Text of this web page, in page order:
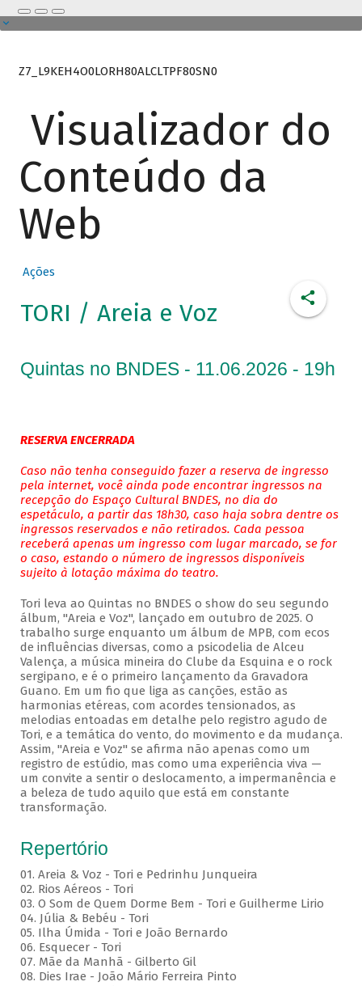
Z7_L9KEH4O0LORH80ALCLTPF80SN0
Visualizador do
Conteúdo da
Web
Ações
TORI / Areia e Voz
Quintas no BNDES - 11.06.2026 - 19h
RESERVA ENCERRADA
Caso não tenha conseguido fazer a reserva de ingresso
pela internet, você ainda pode encontrar ingressos na
recepção do Espaço Cultural BNDES, no dia do
espetáculo, a partir das 18h30, caso haja sobra dentre os
ingressos reservados e não retirados. Cada pessoa
receberá apenas um ingresso com lugar marcado, se for
o caso, estando o número de ingressos disponíveis
sujeito à lotação máxima do teatro.
Tori leva ao Quintas no BNDES o show do seu segundo
álbum, "Areia e Voz", lançado em outubro de 2025. O
trabalho surge enquanto um álbum de MPB, com ecos
de influências diversas, como a psicodelia de Alceu
Valença, a música mineira do Clube da Esquina e o rock
sergipano, e é o primeiro lançamento da Gravadora
Guano. Em um fio que liga as canções, estão as
harmonias etéreas, com acordes tensionados, as
melodias entoadas em detalhe pelo registro agudo de
Tori, e a temática do vento, do movimento e da mudança.
Assim, "Areia e Voz" se afirma não apenas como um
registro de estúdio, mas como uma experiência viva —
um convite a sentir o deslocamento, a impermanência e
a beleza de tudo aquilo que está em constante
transformação.
Repertório
01. Areia & Voz - Tori e Pedrinhu Junqueira
02. ⁠Rios Aéreos - Tori
03. O Som de Quem Dorme Bem - Tori e Guilherme Lirio
04. Júlia & Bebéu - Tori
05. Ilha Úmida - Tori e João Bernardo
06. Esquecer - Tori
07. Mãe da Manhã - Gilberto Gil
08. Dies Irae - João Mário Ferreira Pinto